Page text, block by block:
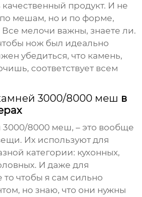
продукт. И не
по мешам, но и по форме,
Все мелочи важны, знаете ли.
нож был идеально
убедиться, что камень,
соответствует всем
3000/8000 меш в
3000/8000 меш, – это вообще
Их используют для
категории: кухонных,
И даже для
то чтобы я сам сильно
но знаю, что они нужны